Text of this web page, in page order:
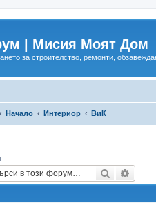
| Мисия Моят Дом
за строителство, ремонти,
Начало Интериор ВиК
Търсене